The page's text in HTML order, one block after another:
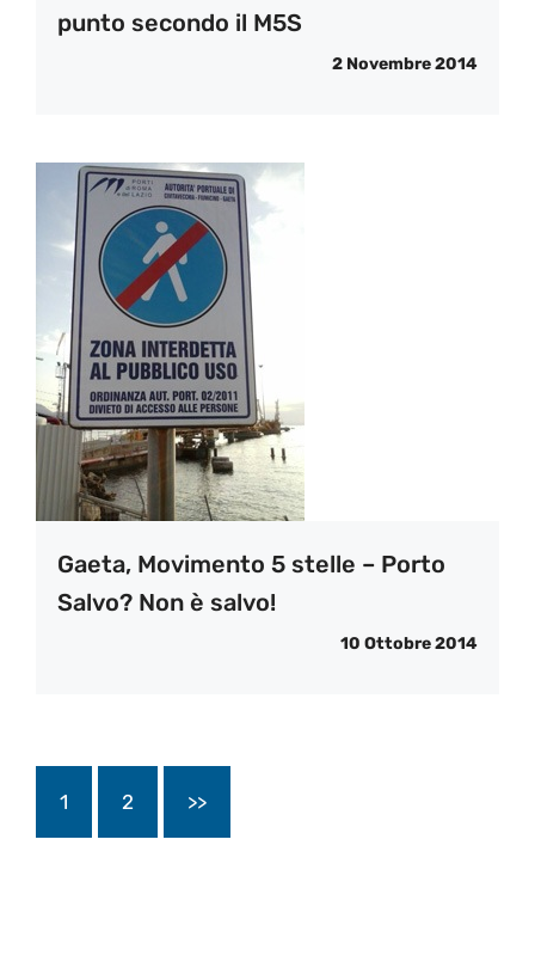
punto secondo il M5S
2 Novembre 2014
Gaeta, Movimento 5 stelle – Porto
Salvo? Non è salvo!
10 Ottobre 2014
1 2 >>